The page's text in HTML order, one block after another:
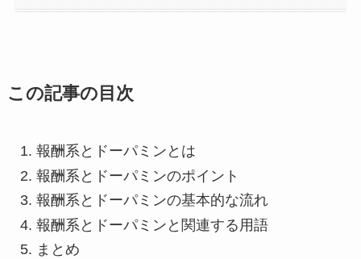
この記事の目次
報酬系とドーパミンとは
報酬系とドーパミンのポイント
報酬系とドーパミンの基本的な流れ
報酬系とドーパミンと関連する用語
まとめ